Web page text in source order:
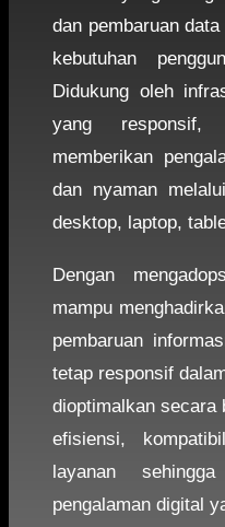
dan pembaruan
kebutuhan
Didukung oleh
yang responsif,
memberikan
dan nyaman
desktop, laptop,
Dengan
mampu
pembaruan
tetap responsif
dioptimalkan secara
efisiensi,
layanan
pengalaman digital